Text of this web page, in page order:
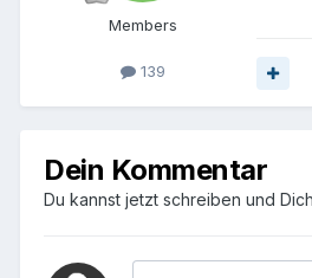
Members
139
Dein Kommentar
Du kannst jetzt schreiben und